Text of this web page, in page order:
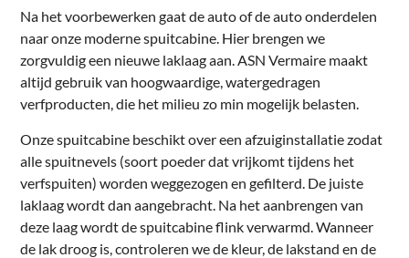
Na het voorbewerken gaat de auto of de auto onderdelen
naar onze moderne spuitcabine. Hier brengen we
zorgvuldig een nieuwe laklaag aan. ASN Vermaire maakt
altijd gebruik van hoogwaardige, watergedragen
verfproducten, die het milieu zo min mogelijk belasten.
Onze spuitcabine beschikt over een afzuiginstallatie zodat
alle spuitnevels (soort poeder dat vrijkomt tijdens het
verfspuiten) worden weggezogen en gefilterd. De juiste
laklaag wordt dan aangebracht. Na het aanbrengen van
deze laag wordt de spuitcabine flink verwarmd. Wanneer
de lak droog is, controleren we de kleur, de lakstand en de